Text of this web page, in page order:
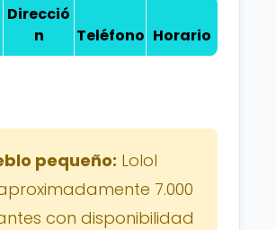
Direcció
n
Teléfono Horario
pequeño: Lolol
7.000
con disponibilidad